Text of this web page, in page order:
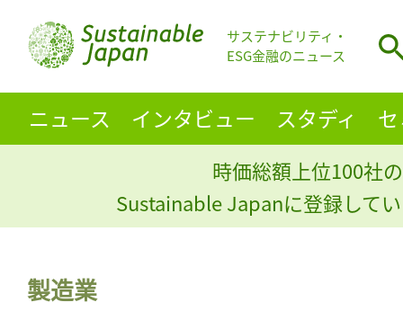
サステナビリティ・
ESG金融のニュース
ニュース インタビュー スタディ
時価総額上位100社
Sustainable Japanに登録して
製造業